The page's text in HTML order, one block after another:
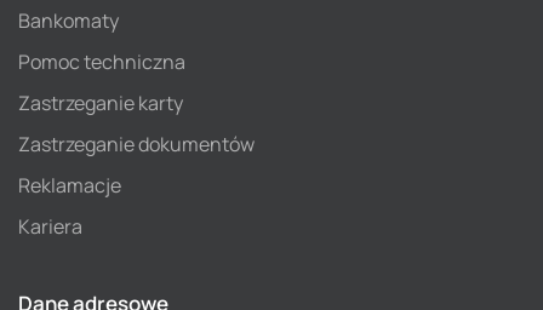
Bankomaty
Pomoc techniczna
Zastrzeganie karty
Zastrzeganie dokumentów
Reklamacje
Kariera
Dane adresowe